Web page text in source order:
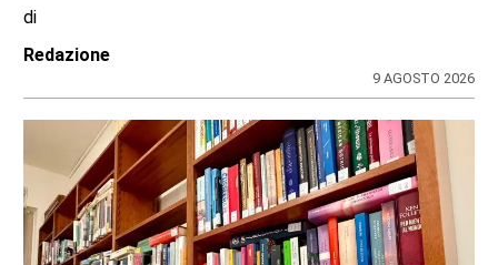
«Basta follia, serve una nuova cultura della
strada e corsie riservate»
Redazione
9 AGOSTO 2026